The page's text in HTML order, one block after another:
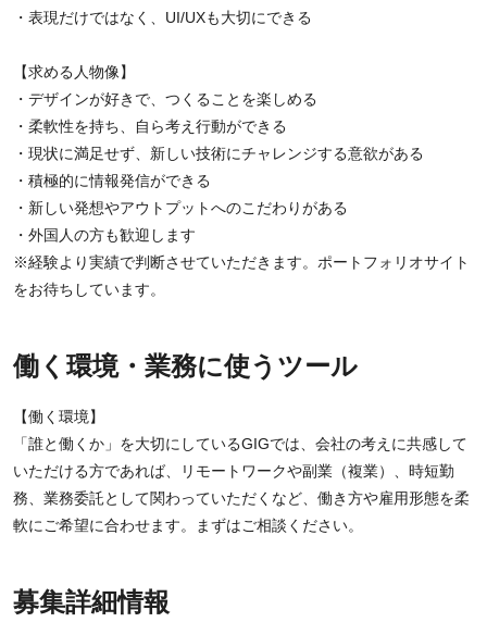
・表現だけではなく、UI/UXも大切にできる
【求める人物像】
・デザインが好きで、つくることを楽しめる
・柔軟性を持ち、自ら考え行動ができる
・現状に満足せず、新しい技術にチャレンジする意欲がある
・積極的に情報発信ができる
・新しい発想やアウトプットへのこだわりがある
・外国人の方も歓迎します
※経験より実績で判断させていただきます。ポートフォリオサイト
をお待ちしています。
働く環境・業務に使うツール
【働く環境】
「誰と働くか」を大切にしているGIGでは、会社の考えに共感して
いただける方であれば、リモートワークや副業（複業）、時短勤
務、業務委託として関わっていただくなど、働き方や雇用形態を柔
軟にご希望に合わせます。まずはご相談ください。
募集詳細情報